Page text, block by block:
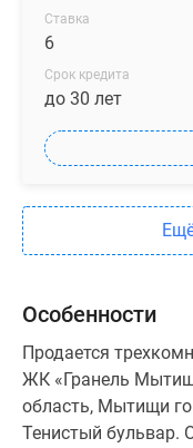
Ставка
6
Срок кредита
до 30 лет
Особенности
Продается
ЖК «Гранель
область, Мытищи
Тенистый бульвар.